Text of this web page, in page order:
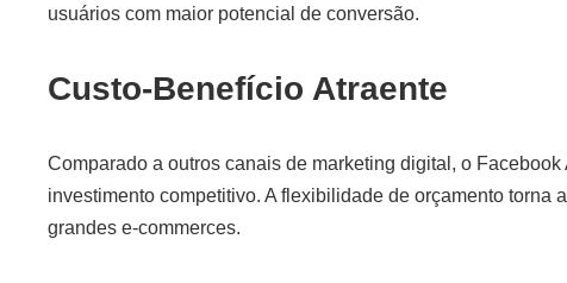
usuários com maior potencial de conversão.
Custo-Benefício Atraente
Comparado a outros canais de marketing digital, o
investimento competitivo. A flexibilidade de orçamento torna
grandes e-commerces.